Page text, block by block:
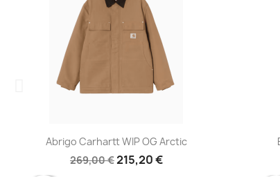
Vista rápida
Abrigo Carhartt WIP OG Arctic
269,00 €215,20 €